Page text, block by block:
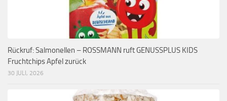
Rückruf: Salmonellen – ROSSMANN ruft GENUSSPLUS KIDS
Fruchtchips Apfel zurück
30 JULI, 2026